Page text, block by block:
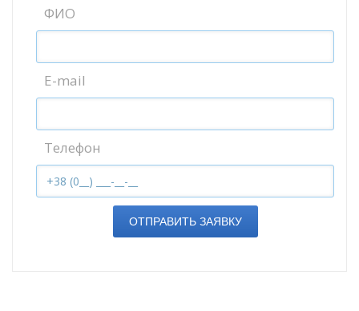
ФИО
E-mail
Телефон
ОТПРАВИТЬ ЗАЯВКУ